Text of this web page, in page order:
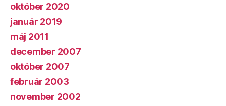
október 2020
január 2019
máj 2011
december 2007
október 2007
február 2003
november 2002